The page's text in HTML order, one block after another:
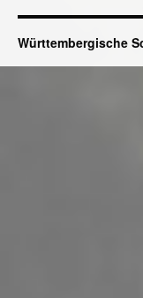
Württembergische